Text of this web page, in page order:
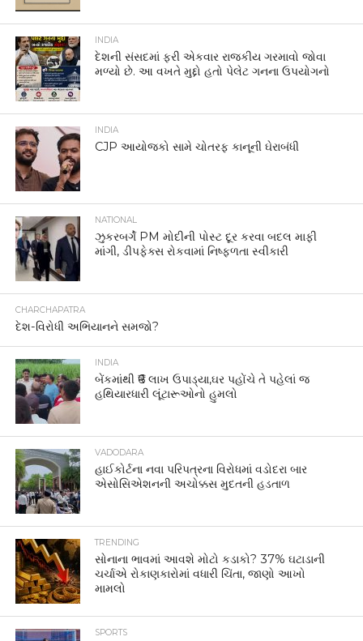
INDIA
દેશની સંસદમાં ફરી એકવાર રાજકીય ગરમાવો જોવા
મળ્યો છે. આ વખતે મુદ્દો હતો પેલેટ ગનના ઉપયોગનો
INDIA
CJP આયોજકો સામે ચોતરફ કાનૂની ઘેરાબંધી
NATIONAL
ઝુકરબર્ગે PM મોદીની પોસ્ટ દૂર કરવા બદલ માફી
માંગી, ડીપફેક્સ રોકવામાં નિષ્ફળતા સ્વીકારી
CHARCHAPATRA
દેશ-વિરોધી અભિયાનને સમજો?
INDIA
બેંકમાંથી ₹6 લાખ ઉપાડ્યા,ઘર પહોંચે તે પહેલાં જ
હથિયારધારી લૂંટારૂઓનો હુમલો
VADODARA
હાઈકોર્ટના નવા પરિપત્રના વિરોધમાં વડોદરા બાર
એસોસિએશનની અચોક્કસ મુદતની હડતાળ
TRENDING
સોનાના ભાવમાં આવશે મોટો કડાકો? 37% ઘટાડાની
ચર્ચાએ રોકાણકારોમાં વધારી ચિંતા, જાણો આખો
મામલો
SPORTS